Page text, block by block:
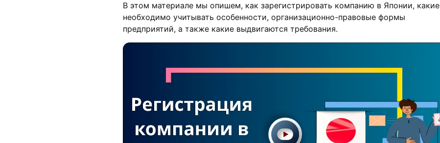
В этом материале мы опишем, как зарегистрировать компанию в Японии, какие
необходимо учитывать особенности, организационно-правовые формы
предприятий, а также какие выдвигаются требования.